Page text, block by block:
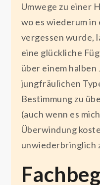
Umwege zu einer
wo es wiederum in
vergessen wurde,
eine glückliche
über einem
jungfräulichen
Bestimmung zu
(auch wenn es
Überwindung
unwiederbringlich